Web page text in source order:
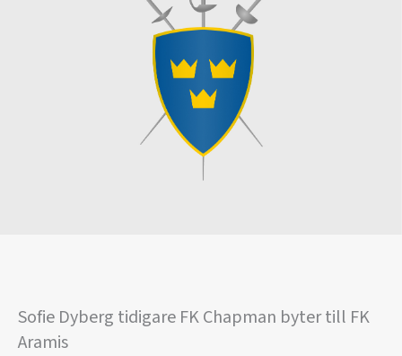
Sofie Dyberg tidigare FK Chapman byter till FK
Aramis